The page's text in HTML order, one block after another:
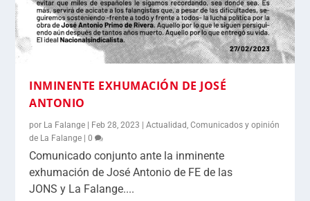
INMINENTE EXHUMACIÓN DE JOSÉ
ANTONIO
por La Falange Feb 28, 2023 |Actualidad,Comunicados y opinión
de La Falange |0
Comunicado conjunto ante la inminente
exhumación de José Antonio de FE de las
JONS y La Falange....